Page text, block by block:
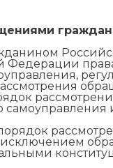
граждан
Федерации
исключением